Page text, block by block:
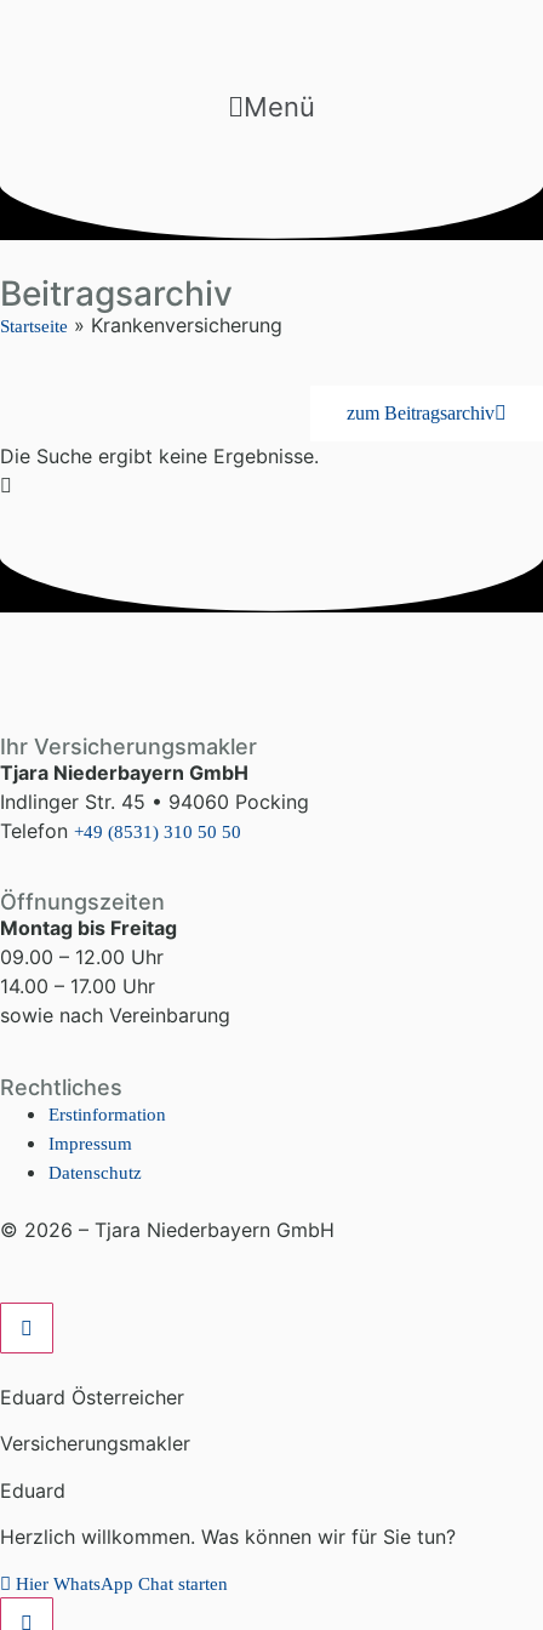
Menü
Beitragsarchiv
Startseite » Krankenversicherung
zum Beitragsarchiv
Die Suche ergibt keine Ergebnisse.
Ihr Versicherungsmakler
Tjara Niederbayern GmbH
Indlinger Str. 45 • 94060 Pocking
Telefon +49 (8531) 310 50 50
Öffnungszeiten
Montag bis Freitag
09.00 – 12.00 Uhr
14.00 – 17.00 Uhr
sowie nach Vereinbarung
Rechtliches
Erstinformation
Impressum
Datenschutz
© 2026 – Tjara Niederbayern GmbH
Eduard Österreicher
Versicherungsmakler
Eduard
Herzlich willkommen. Was können wir für Sie tun?
Hier WhatsApp Chat starten